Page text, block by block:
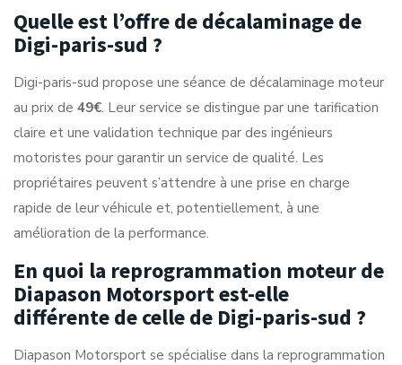
Quelle est l’offre de décalaminage de
Digi-paris-sud ?
Digi-paris-sud propose une séance de décalaminage moteur
au prix de 49€. Leur service se distingue par une tarification
claire et une validation technique par des ingénieurs
motoristes pour garantir un service de qualité. Les
propriétaires peuvent s’attendre à une prise en charge
rapide de leur véhicule et, potentiellement, à une
amélioration de la performance.
En quoi la reprogrammation moteur de
Diapason Motorsport est-elle
différente de celle de Digi-paris-sud ?
Diapason Motorsport se spécialise dans la reprogrammation